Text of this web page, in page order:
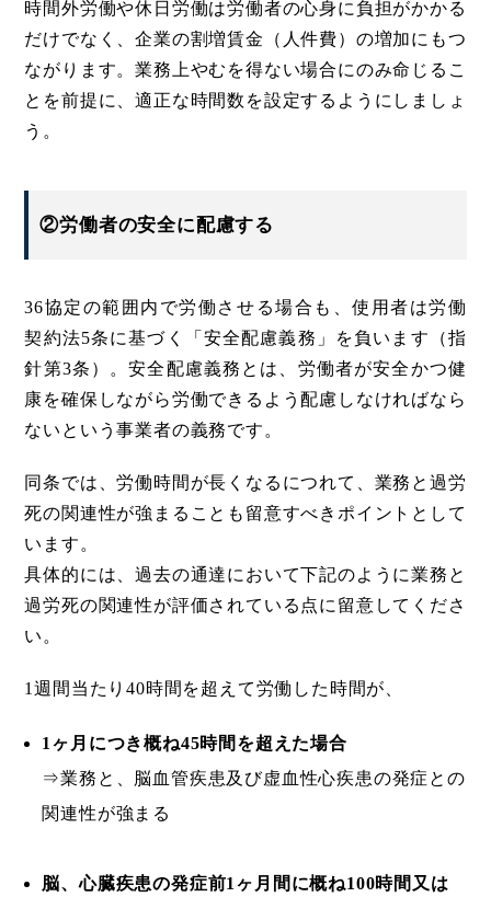
時間外労働や休日労働は労働者の心身に負担がかかる
だけでなく、企業の割増賃金（人件費）の増加にもつ
ながります。業務上やむを得ない場合にのみ命じるこ
とを前提に、適正な時間数を設定するようにしましょ
う。
②労働者の安全に配慮する
36協定の範囲内で労働させる場合も、使用者は労働
契約法5条に基づく「安全配慮義務」を負います（指
針第3条）。安全配慮義務とは、労働者が安全かつ健
康を確保しながら労働できるよう配慮しなければなら
ないという事業者の義務です。
同条では、労働時間が長くなるにつれて、業務と過労
死の関連性が強まることも留意すべきポイントとして
います。
具体的には、過去の通達において下記のように業務と
過労死の関連性が評価されている点に留意してくださ
い。
1週間当たり40時間を超えて労働した時間が、
1ヶ月につき概ね45時間を超えた場合
⇒業務と、脳血管疾患及び虚血性心疾患の発症との
関連性が強まる
脳、心臓疾患の発症前1ヶ月間に概ね100時間又は